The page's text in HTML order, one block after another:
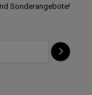
Sonderangebote!